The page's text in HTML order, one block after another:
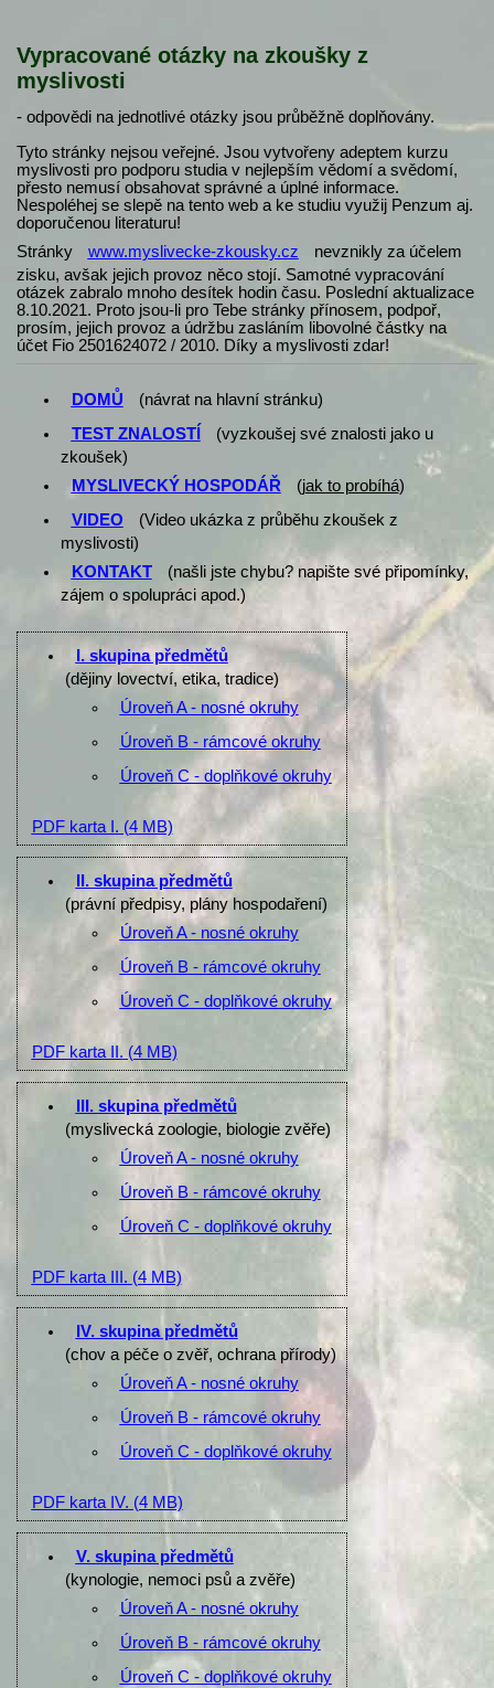
Vypracované otázky na zkoušky z
myslivosti
- odpovědi na jednotlivé otázky jsou průběžně doplňovány.
Tyto stránky nejsou veřejné. Jsou vytvořeny adeptem kurzu
myslivosti pro podporu studia v nejlepším vědomí a svědomí,
přesto nemusí obsahovat správné a úplné informace.
Nespoléhej se slepě na tento web a ke studiu využij Penzum aj.
doporučenou literaturu!
Stránky
www.myslivecke-zkousky.cz
nevznikly za účelem
zisku, avšak jejich provoz něco stojí. Samotné vypracování
otázek zabralo mnoho desítek hodin času. Poslední aktualizace
8.10.2021. Proto jsou-li pro Tebe stránky přínosem, podpoř,
prosím, jejich provoz a údržbu zasláním libovolné částky na
účet Fio 2501624072 / 2010. Díky a myslivosti zdar!
DOMŮ
(návrat na hlavní stránku)
TEST ZNALOSTÍ
(vyzkoušej své znalosti jako u
zkoušek)
MYSLIVECKÝ HOSPODÁŘ
(jak to probíhá)
VIDEO
(Video ukázka z průběhu zkoušek z
myslivosti)
KONTAKT
(našli jste chybu? napište své připomínky,
zájem o spolupráci apod.)
I. skupina předmětů
(dějiny lovectví, etika, tradice)
Úroveň A - nosné okruhy
Úroveň B - rámcové okruhy
Úroveň C - doplňkové okruhy
PDF karta I. (4 MB)
II. skupina předmětů
(právní předpisy, plány hospodaření)
Úroveň A - nosné okruhy
Úroveň B - rámcové okruhy
Úroveň C - doplňkové okruhy
PDF karta II. (4 MB)
III. skupina předmětů
(myslivecká zoologie, biologie zvěře)
Úroveň A - nosné okruhy
Úroveň B - rámcové okruhy
Úroveň C - doplňkové okruhy
PDF karta III. (4 MB)
IV. skupina předmětů
(chov a péče o zvěř, ochrana přírody)
Úroveň A - nosné okruhy
Úroveň B - rámcové okruhy
Úroveň C - doplňkové okruhy
PDF karta IV. (4 MB)
V. skupina předmětů
(kynologie, nemoci psů a zvěře)
Úroveň A - nosné okruhy
Úroveň B - rámcové okruhy
Úroveň C - doplňkové okruhy